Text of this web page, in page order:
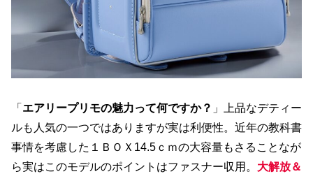
「 エアリープリモの魅力って何ですか？ 」上品なデティー
ルも人気の一つではありますが実は利便性。近年の教科書
事情を考慮した１ＢＯＸ14.5ｃｍの大容量もさることなが
ら実はこのモデルのポイントはファスナー収用。 大解放＆